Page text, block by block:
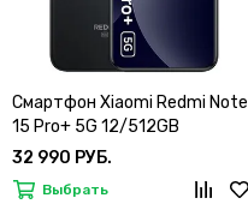
Смартфон Xiaomi Redmi Note
15 Pro+ 5G 12/512GB
32 990 РУБ.
Выбрать